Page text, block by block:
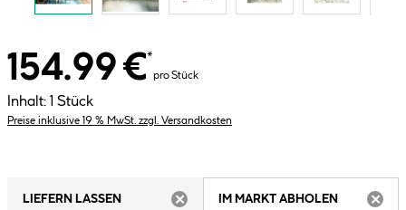
154.99 €*
pro Stück
Inhalt: 1 Stück
Preise inklusive 19 % MwSt. zzgl. Versandkosten
LIEFERN LASSEN
IM MARKT ABHOLEN